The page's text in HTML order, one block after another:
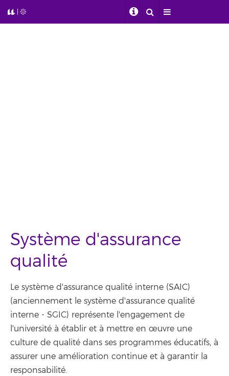
Système d'assurance
qualité
Le système d'assurance qualité interne (SAIC)
(anciennement le système d'assurance qualité
interne - SGIC) représente l'engagement de
l'université à établir et à mettre en œuvre une
culture de qualité dans ses programmes éducatifs, à
assurer une amélioration continue et à garantir la
responsabilité.